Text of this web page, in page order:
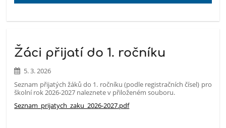
Žáci přijatí do 1. ročníku
5. 3. 2026
Seznam přijatých žáků do 1. ročníku (podle registračních čísel) pro
školní rok 2026-2027 naleznete v přiloženém souboru.
Seznam_prijatych_zaku_2026-2027.pdf